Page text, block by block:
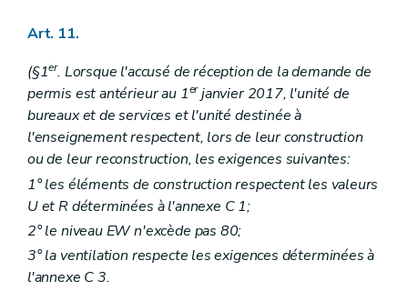
Art. 11.
(§1er. Lorsque l'accusé de réception de la demande de
permis est antérieur au 1erjanvier 2017, l'unité de
bureaux et de services et l'unité destinée à
l'enseignement respectent, lors de leur construction
ou de leur reconstruction, les exigences suivantes:
1° les éléments de construction respectent les valeurs
U et R déterminées à l'annexe C 1;
2° le niveau EW n'excède pas 80;
3° la ventilation respecte les exigences déterminées à
l'annexe C 3.